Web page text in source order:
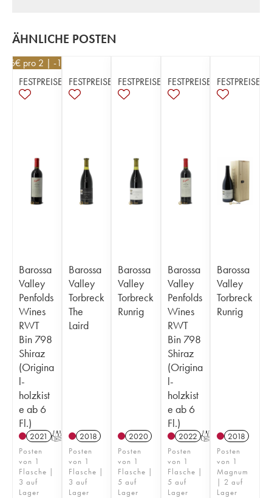
ÄHNLICHE POSTEN
126€ pro 2 | -10%
FESTPREISE
Barossa
Valley
Penfolds
Wines
RWT
Bin 798
Shiraz
(Origina
l-
holzkist
e ab 6
Fl.)
2021 T
Posten
von 1
Flasche |
3 auf
Lager
FESTPREISE
Barossa
Valley
Torbreck
The
Laird
2018
Posten
von 1
Flasche |
3 auf
Lager
FESTPREISE
Barossa
Valley
Torbreck
Runrig
2020
Posten
von 1
Flasche |
5 auf
Lager
FESTPREISE
Barossa
Valley
Penfolds
Wines
RWT
Bin 798
Shiraz
(Origina
l-
holzkist
e ab 6
Fl.)
2022 T
Posten
von 1
Flasche |
5 auf
Lager
FESTPREISE
Barossa
Valley
Torbreck
Runrig
2018
Posten
von 1
Magnum
| 2 auf
Lager